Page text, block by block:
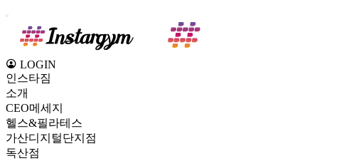
LOGIN
인스타짐
소개
CEO메세지
헬스&필라테스
가산디지털단지점
독산점